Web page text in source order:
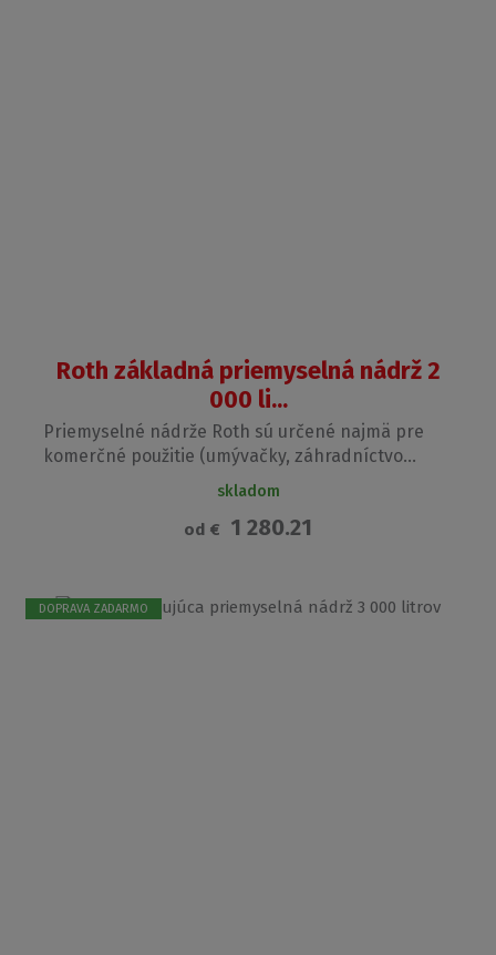
Roth základná priemyselná nádrž 2
000 li...
Priemyselné nádrže Roth sú určené najmä pre
komerčné použitie (umývačky, záhradníctvo...
skladom
od € 1 280.21
DOPRAVA ZADARMO